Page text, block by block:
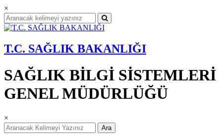
×
T.C. SAĞLIK BAKANLIĞI
SAĞLIK BİLGİ SİSTEMLERİ
GENEL MÜDÜRLÜĞÜ
×
Ara